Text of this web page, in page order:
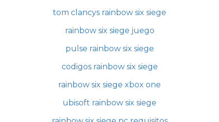
tom clancys rainbow six siege
rainbow six siege juego
pulse rainbow six siege
codigos rainbow six siege
rainbow six siege xbox one
ubisoft rainbow six siege